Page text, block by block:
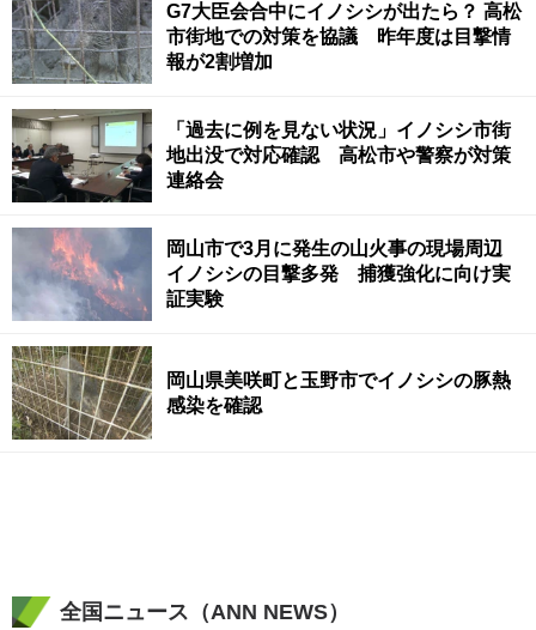
G7大臣会合中にイノシシが出たら？ 高松
市街地での対策を協議 昨年度は目撃情
報が2割増加
「過去に例を見ない状況」イノシシ市街
地出没で対応確認 高松市や警察が対策
連絡会
岡山市で3月に発生の山火事の現場周辺
イノシシの目撃多発 捕獲強化に向け実
証実験
岡山県美咲町と玉野市でイノシシの豚熱
感染を確認
全国ニュース（ANN NEWS）